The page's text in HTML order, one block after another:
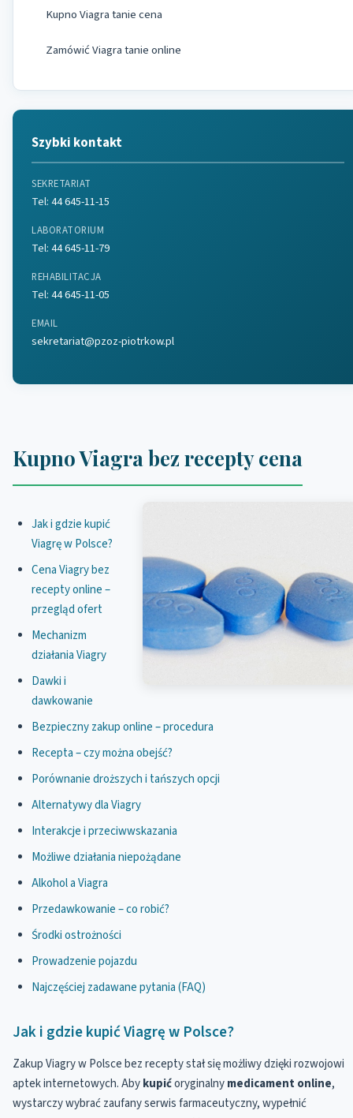
Kupno Viagra bez recepty cena
Jak i gdzie kupić
Viagrę w Polsce?
Cena Viagry bez
recepty online –
przegląd ofert
Mechanizm
działania Viagry
Dawki i
dawkowanie
Bezpieczny zakup online – procedura
Recepta – czy można obejść?
Porównanie droższych i tańszych opcji
Alternatywy dla Viagry
Interakcje i przeciwwskazania
Możliwe działania niepożądane
Alkohol a Viagra
Przedawkowanie – co robić?
Środki ostrożności
Prowadzenie pojazdu
Najczęściej zadawane pytania (FAQ)
Jak i gdzie kupić Viagrę w Polsce?
Zakup Viagry w Polsce bez recepty stał się możliwy dzięki rozwojowi
aptek internetowych. Abykupićoryginalnymedicamentonline,
wystarczy wybrać zaufany serwis farmaceutyczny, wypełnić
Kupno Viagra tanie cena
Zamówić Viagra tanie online
Szybki kontakt
SEKRETARIAT
Tel:44 645-11-15
LABORATORIUM
Tel:44 645-11-79
REHABILITACJA
Tel:44 645-11-05
EMAIL
sekretariat@pzoz-piotrkow.pl